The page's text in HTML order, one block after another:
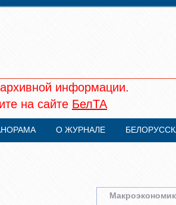
информации.
на сайте БелТА
О ЖУРНАЛЕ